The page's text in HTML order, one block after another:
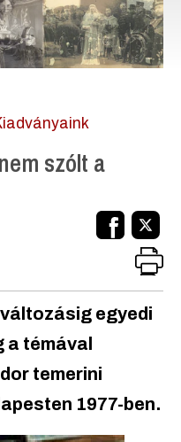
szólt a
egyedi
témával
temerini
1977-ben.